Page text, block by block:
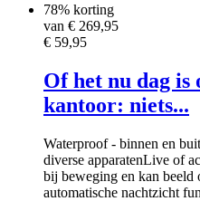
78% korting
van € 269,95
€ 59,95
Of het nu dag is
kantoor: niets...
Waterproof - binnen en
diverse apparatenLive of
bij beweging en kan beeld
automatische nachtzicht